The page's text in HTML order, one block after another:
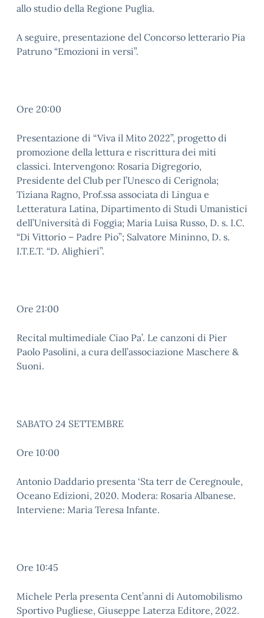
allo studio della Regione Puglia.
A seguire, presentazione del Concorso letterario Pia
Patruno “Emozioni in versi”.
Ore 20:00
Presentazione di “Viva il Mito 2022”, progetto di
promozione della lettura e riscrittura dei miti
classici. Intervengono: Rosaria Digregorio,
Presidente del Club per l’Unesco di Cerignola;
Tiziana Ragno, Prof.ssa associata di Lingua e
Letteratura Latina, Dipartimento di Studi Umanistici
dell’Università di Foggia; Maria Luisa Russo, D. s. I.C.
“Di Vittorio – Padre Pio”; Salvatore Mininno, D. s.
I.T.E.T. “D. Alighieri”.
Ore 21:00
Recital multimediale Ciao Pa’. Le canzoni di Pier
Paolo Pasolini, a cura dell’associazione Maschere &
Suoni.
SABATO 24 SETTEMBRE
Ore 10:00
Antonio Daddario presenta ‘Sta terr de Ceregnoule,
Oceano Edizioni, 2020. Modera: Rosaria Albanese.
Interviene: Maria Teresa Infante.
Ore 10:45
Michele Perla presenta Cent’anni di Automobilismo
Sportivo Pugliese, Giuseppe Laterza Editore, 2022.